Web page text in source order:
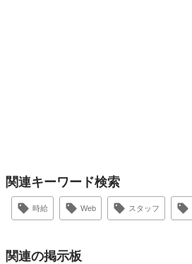
関連キーワード検索
時給 Web スタッフ
関連の掲示板